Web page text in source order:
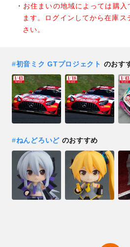
お住まいの地域によっては購
ます。ログインしてから在庫ス
さい。
#初音ミク GTプロジェクト のおす
#ねんどろいどのおすすめ